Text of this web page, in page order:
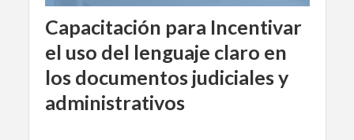
Capacitación para Incentivar
el uso del lenguaje claro en
los documentos judiciales y
administrativos